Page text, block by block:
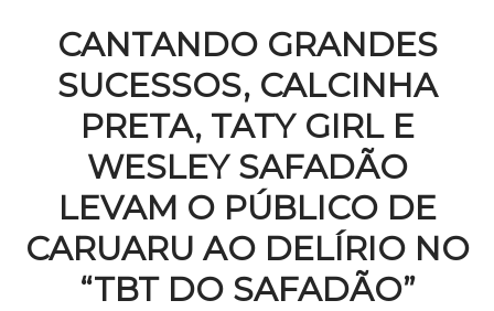
CANTANDO GRANDES
SUCESSOS, CALCINHA
PRETA, TATY GIRL E
WESLEY SAFADÃO
LEVAM O PÚBLICO DE
CARUARU AO DELÍRIO NO
“TBT DO SAFADÃO”